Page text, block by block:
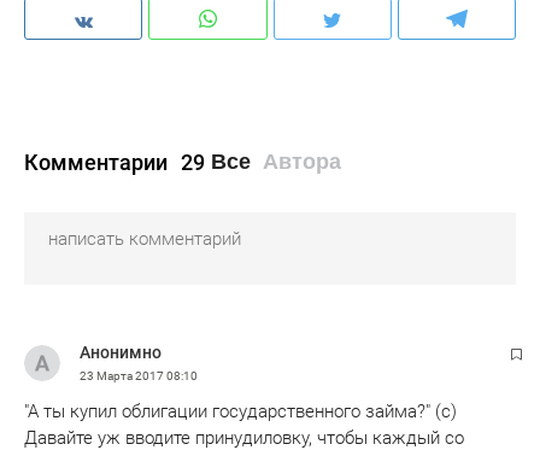
Комментарии 29 Все Автора
Анонимно
23 Марта 201708:10
"А ты купил облигации государственного займа?" (с)
Давайте уж вводите принудиловку, чтобы каждый со